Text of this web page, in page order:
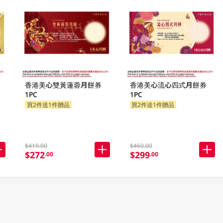
香港美心雙黃蓮蓉月餅券
1PC
買2件送1件贈品
$419.00
$272.00
香港美心流心四式月餅券
1PC
買2件送1件贈品
$460.00
$299.00